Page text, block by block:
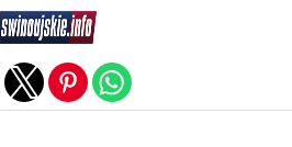
mobile version